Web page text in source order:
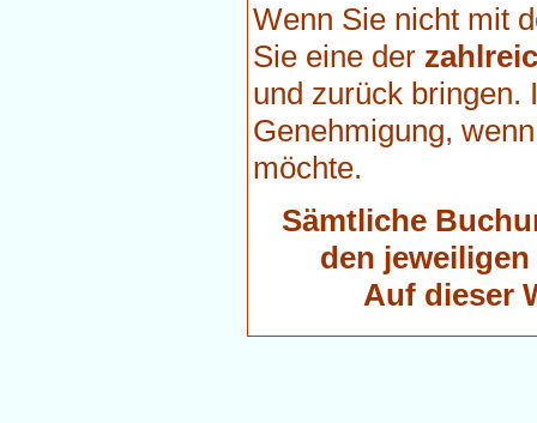
Wenn Sie nicht mit
Sie eine der
und zurück bringen.
Genehmigung,
möchte.
Sämtliche
den
Auf dieser